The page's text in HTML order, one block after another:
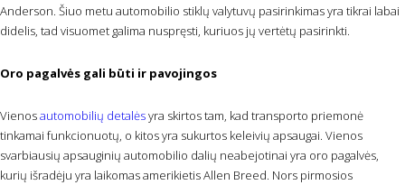
Anderson. Šiuo metu automobilio stiklų valytuvų pasirinkimas yra tikrai labai
didelis, tad visuomet galima nuspręsti, kuriuos jų vertėtų pasirinkti.
Oro pagalvės gali būti ir pavojingos
Vienosautomobilių detalėsyra skirtos tam, kad transporto priemonė
tinkamai funkcionuotų, o kitos yra sukurtos keleivių apsaugai. Vienos
svarbiausių apsauginių automobilio dalių neabejotinai yra oro pagalvės,
kurių išradėju yra laikomas amerikietis Allen Breed. Nors pirmosios